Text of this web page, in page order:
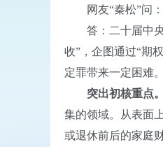
网友“秦松”问：
答：二十届中央
收”，企图通过“期
定罪带来一定困难
突出初核重点。
集的领域。从表面
或退休前后的家庭